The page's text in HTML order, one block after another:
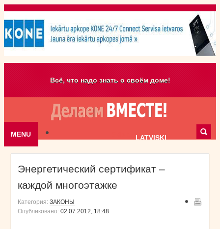
Всё, что надо знать о своём доме!
MENU LATVISKI
Skip to content
Энергетический сертификат –
каждой многоэтажке
Категория: ЗАКОНЫ
Опубликовано: 02.07.2012, 18:48